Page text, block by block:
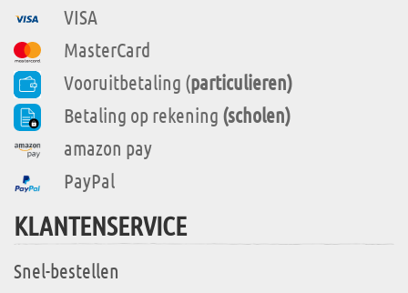
VISA
MasterCard
Vooruitbetaling (particulieren)
Betaling op rekening (scholen)
amazon pay
PayPal
KLANTENSERVICE
Snel-bestellen